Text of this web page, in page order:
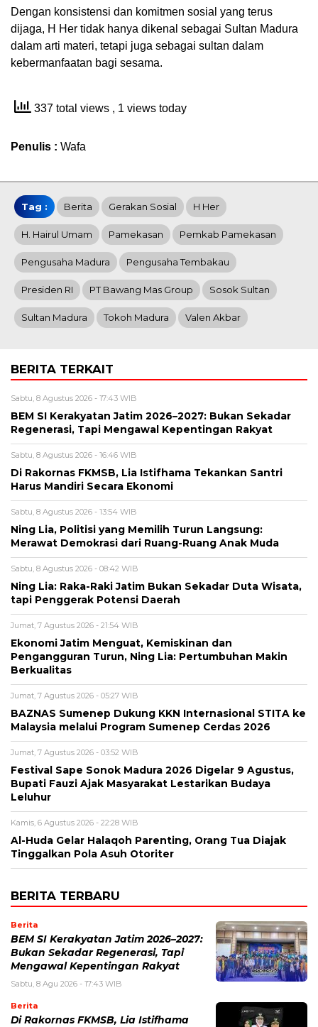
Dengan konsistensi dan komitmen sosial yang terus
dijaga, H Her tidak hanya dikenal sebagai Sultan Madura
dalam arti materi, tetapi juga sebagai sultan dalam
kebermanfaatan bagi sesama.
337 total views , 1 views today
Penulis : Wafa
Tag : Berita Gerakan Sosial H Her
H. Hairul Umam Pamekasan Pemkab Pamekasan
Pengusaha Madura Pengusaha Tembakau
Presiden RI PT Bawang Mas Group Sosok Sultan
Sultan Madura Tokoh Madura Valen Akbar
BERITA TERKAIT
Sabtu, 8 Agustus 2026 - 17:43 WIB
BEM SI Kerakyatan Jatim 2026–2027: Bukan Sekadar
Regenerasi, Tapi Mengawal Kepentingan Rakyat
Sabtu, 8 Agustus 2026 - 16:46 WIB
Di Rakornas FKMSB, Lia Istifhama Tekankan Santri
Harus Mandiri Secara Ekonomi
Sabtu, 8 Agustus 2026 - 13:54 WIB
Ning Lia, Politisi yang Memilih Turun Langsung:
Merawat Demokrasi dari Ruang-Ruang Anak Muda
Sabtu, 8 Agustus 2026 - 08:42 WIB
Ning Lia: Raka-Raki Jatim Bukan Sekadar Duta Wisata,
tapi Penggerak Potensi Daerah
Jumat, 7 Agustus 2026 - 21:54 WIB
Ekonomi Jatim Menguat, Kemiskinan dan
Pengangguran Turun, Ning Lia: Pertumbuhan Makin
Berkualitas
Jumat, 7 Agustus 2026 - 05:27 WIB
BAZNAS Sumenep Dukung KKN Internasional STITA ke
Malaysia melalui Program Sumenep Cerdas 2026
Jumat, 7 Agustus 2026 - 03:52 WIB
Festival Sape Sonok Madura 2026 Digelar 9 Agustus,
Bupati Fauzi Ajak Masyarakat Lestarikan Budaya
Leluhur
Kamis, 6 Agustus 2026 - 22:28 WIB
Al-Huda Gelar Halaqoh Parenting, Orang Tua Diajak
Tinggalkan Pola Asuh Otoriter
BERITA TERBARU
Berita
BEM SI Kerakyatan Jatim 2026–2027:
Bukan Sekadar Regenerasi, Tapi
Mengawal Kepentingan Rakyat
Sabtu, 8 Agu 2026 - 17:43 WIB
Berita
Di Rakornas FKMSB, Lia Istifhama